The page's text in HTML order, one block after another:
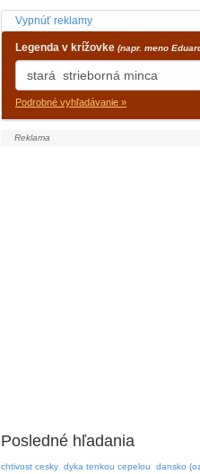
Vypnúť reklamy
Legenda v krížovke (napr. meno
Podrobné vyhľadávanie »
Posledné hľadania
chtivost cesky dyka tenkou cepelou dansko